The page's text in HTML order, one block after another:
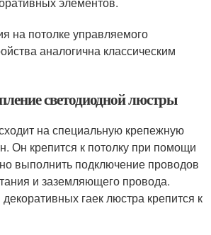
на потолке управляемого
аналогична классическим
светодиодной люстры
на специальную крепежную
Он крепится к потолку при помощи
выполнить подключение проводов
и заземляющего провода.
гаек люстра крепится к